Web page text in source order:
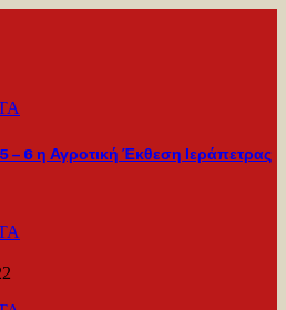
6 η Αγροτική Έκθεση Ιεράπετρας